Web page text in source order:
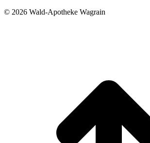
© 2026 Wald-Apotheke Wagrain